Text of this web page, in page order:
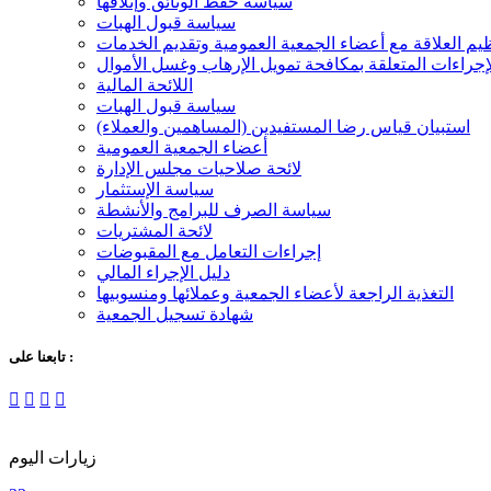
سياسة قبول الهبات
العلاقة مع أعضاء الجمعية العمومية وتقديم الخدمات
المتعلقة بمكافحة تمويل الإرهاب وغسل الأموال
اللائحة المالية
سياسة قبول الهبات
استبيان قياس رضا المستفيدين (المساهمين والعملاء)
أعضاء الجمعية العمومية
لائحة صلاحيات مجلس الإدارة
سياسة الإستثمار
سياسة الصرف للبرامج والأنشطة
لائحة المشتريات
إجراءات التعامل مع المقبوضات
دليل الإجراء المالي
التغذية الراجعة لأعضاء الجمعية وعملائها ومنسوبيها
شهادة تسجيل الجمعية
تابعنا على :
زيارات اليوم